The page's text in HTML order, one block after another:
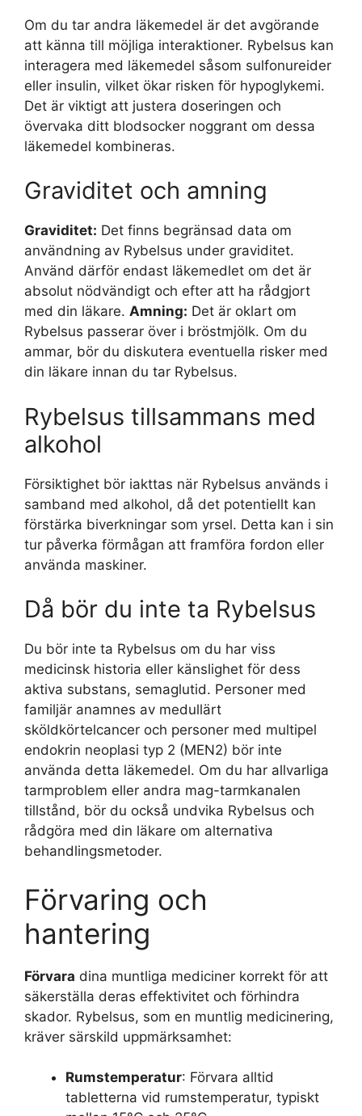
Om du tar andra läkemedel är det avgörande
att känna till möjliga interaktioner. Rybelsus kan
interagera med läkemedel såsom sulfonureider
eller insulin, vilket ökar risken för hypoglykemi.
Det är viktigt att justera doseringen och
övervaka ditt blodsocker noggrant om dessa
läkemedel kombineras.
Graviditet och amning
Graviditet: Det finns begränsad data om
användning av Rybelsus under graviditet.
Använd därför endast läkemedlet om det är
absolut nödvändigt och efter att ha rådgjort
med din läkare. Amning: Det är oklart om
Rybelsus passerar över i bröstmjölk. Om du
ammar, bör du diskutera eventuella risker med
din läkare innan du tar Rybelsus.
Rybelsus tillsammans med
alkohol
Försiktighet bör iakttas när Rybelsus används i
samband med alkohol, då det potentiellt kan
förstärka biverkningar som yrsel. Detta kan i sin
tur påverka förmågan att framföra fordon eller
använda maskiner.
Då bör du inte ta Rybelsus
Du bör inte ta Rybelsus om du har viss
medicinsk historia eller känslighet för dess
aktiva substans, semaglutid. Personer med
familjär anamnes av medullärt
sköldkörtelcancer och personer med multipel
endokrin neoplasi typ 2 (MEN2) bör inte
använda detta läkemedel. Om du har allvarliga
tarmproblem eller andra mag-tarmkanalen
tillstånd, bör du också undvika Rybelsus och
rådgöra med din läkare om alternativa
behandlingsmetoder.
Förvaring och
hantering
Förvara dina muntliga mediciner korrekt för att
säkerställa deras effektivitet och förhindra
skador. Rybelsus, som en muntlig medicinering,
kräver särskild uppmärksamhet:
Rumstemperatur: Förvara alltid
tabletterna vid rumstemperatur, typiskt